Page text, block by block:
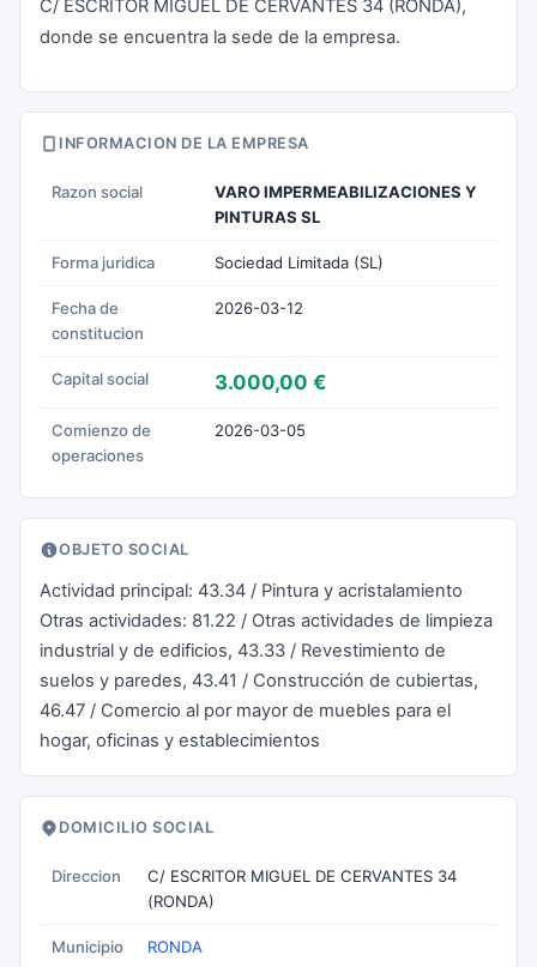
C/ ESCRITOR MIGUEL DE CERVANTES 34 (RONDA),
donde se encuentra la sede de la empresa.
INFORMACION DE LA EMPRESA
Razon social
VARO IMPERMEABILIZACIONES Y
PINTURAS SL
Forma juridica Sociedad Limitada (SL)
Fecha de
constitucion
2026-03-12
Capital social 3.000,00 €
Comienzo de
operaciones
2026-03-05
OBJETO SOCIAL
Actividad principal: 43.34 / Pintura y acristalamiento
Otras actividades: 81.22 / Otras actividades de limpieza
industrial y de edificios, 43.33 / Revestimiento de
suelos y paredes, 43.41 / Construcción de cubiertas,
46.47 / Comercio al por mayor de muebles para el
hogar, oficinas y establecimientos
DOMICILIO SOCIAL
Direccion
C/ ESCRITOR MIGUEL DE CERVANTES 34
(RONDA)
Municipio RONDA